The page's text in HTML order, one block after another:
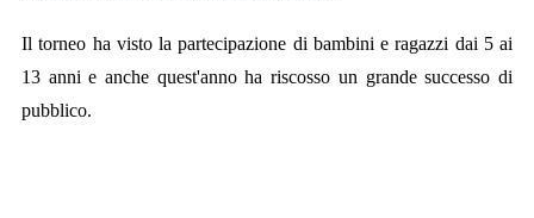
Il torneo ha visto la partecipazione di bambini e ragazzi dai 5 ai
13 anni e anche quest'anno ha riscosso un grande successo di
pubblico.